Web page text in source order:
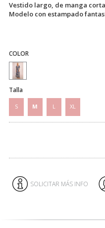
Vestido largo, de manga
Modelo con estampado
COLOR
Talla
S M L XL
SOLICITAR MÁS INFO